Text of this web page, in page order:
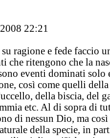
22:21
ragione e fede faccio
che ritengono che la
eventi dominati solo
così come quelli
della biscia, del
etc. Al di sopra di
di nessun Dio, ma così
della specie, in